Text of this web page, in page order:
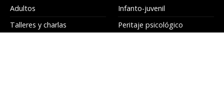
Adultos
Infanto-juvenil
Talleres y charlas
Peritaje psicológico